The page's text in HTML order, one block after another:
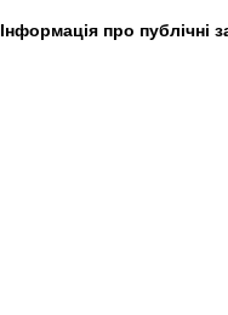
Інформація про публічні